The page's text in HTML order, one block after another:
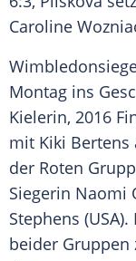
Caroline
Montag ins
Kielerin, 2016
mit Kiki Bertens
der Roten
Siegerin Naomi
Stephens
beider Gruppen